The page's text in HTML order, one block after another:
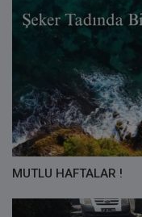
MUTLU HAFTALAR !